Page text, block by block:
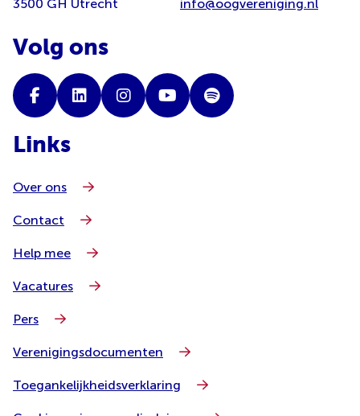
3500 GH Utrecht
info@oogvereniging.nl
Volg ons
Links
Over ons
Contact
Help mee
Vacatures
Pers
Verenigingsdocumenten
Toegankelijkheidsverklaring